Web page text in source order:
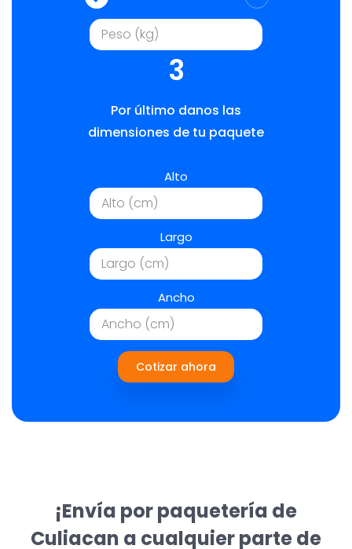
3
Por último danos las
dimensiones de tu paquete
Alto
Largo
Ancho
Cotizar ahora
¡Envía por paquetería de
Culiacan a cualquier parte de